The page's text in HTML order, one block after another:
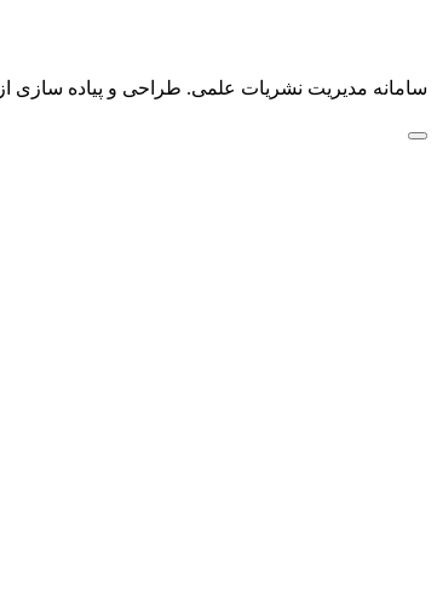
سامانه مدیریت نشریات علمی. طراحی و پیاده سازی از